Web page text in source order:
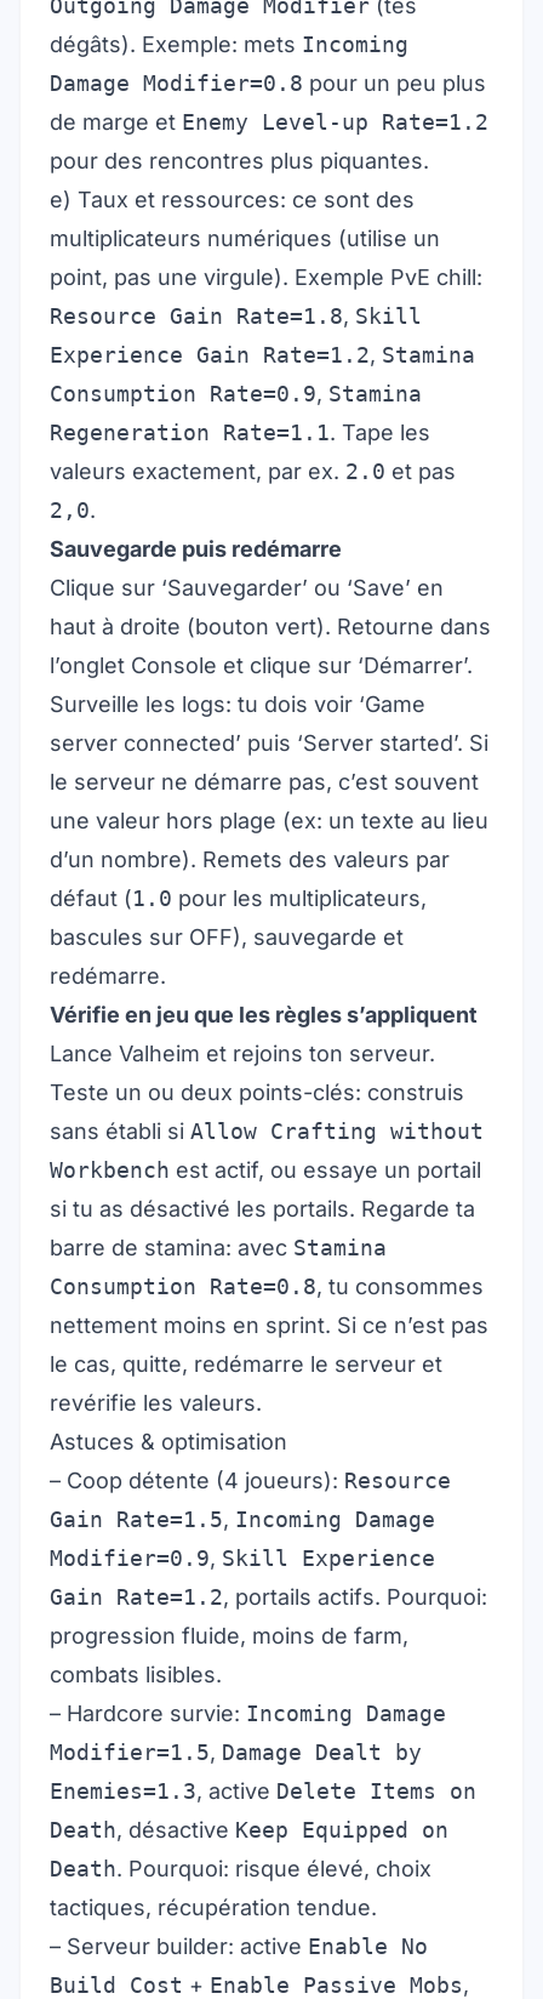
Outgoing Damage Modifier (tes
dégâts). Exemple: mets Incoming
Damage Modifier=0.8 pour un peu plus
de marge et Enemy Level-up Rate=1.2
pour des rencontres plus piquantes.
e) Taux et ressources: ce sont des
multiplicateurs numériques (utilise un
point, pas une virgule). Exemple PvE chill:
Resource Gain Rate=1.8, Skill
Experience Gain Rate=1.2, Stamina
Consumption Rate=0.9, Stamina
Regeneration Rate=1.1. Tape les
valeurs exactement, par ex. 2.0 et pas
2,0.
Sauvegarde puis redémarre
Clique sur ‘Sauvegarder’ ou ‘Save’ en
haut à droite (bouton vert). Retourne dans
l’onglet Console et clique sur ‘Démarrer’.
Surveille les logs: tu dois voir ‘Game
server connected’ puis ‘Server started’. Si
le serveur ne démarre pas, c’est souvent
une valeur hors plage (ex: un texte au lieu
d’un nombre). Remets des valeurs par
défaut (1.0 pour les multiplicateurs,
bascules sur OFF), sauvegarde et
redémarre.
Vérifie en jeu que les règles s’appliquent
Lance Valheim et rejoins ton serveur.
Teste un ou deux points-clés: construis
sans établi si Allow Crafting without
Workbench est actif, ou essaye un portail
si tu as désactivé les portails. Regarde ta
barre de stamina: avec Stamina
Consumption Rate=0.8, tu consommes
nettement moins en sprint. Si ce n’est pas
le cas, quitte, redémarre le serveur et
revérifie les valeurs.
Astuces & optimisation
– Coop détente (4 joueurs): Resource
Gain Rate=1.5, Incoming Damage
Modifier=0.9, Skill Experience
Gain Rate=1.2, portails actifs. Pourquoi:
progression fluide, moins de farm,
combats lisibles.
– Hardcore survie: Incoming Damage
Modifier=1.5, Damage Dealt by
Enemies=1.3, active Delete Items on
Death, désactive Keep Equipped on
Death. Pourquoi: risque élevé, choix
tactiques, récupération tendue.
– Serveur builder: active Enable No
Build Cost + Enable Passive Mobs,